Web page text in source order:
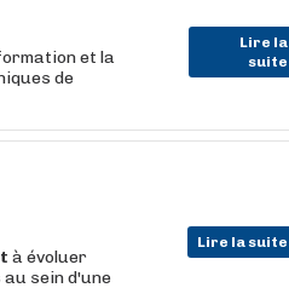
Lire la
suite
et la
de
Lire la suite
à évoluer
sein d'une